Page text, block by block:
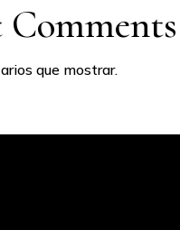
Comments
que mostrar.